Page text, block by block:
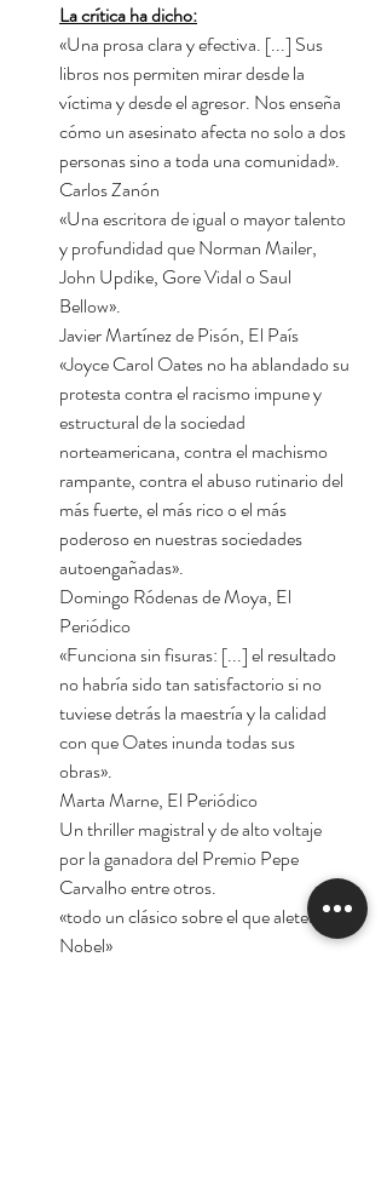
La crítica ha dicho:
«Una prosa clara y efectiva. [...] Sus
libros nos permiten mirar desde la
víctima y desde el agresor. Nos enseña
cómo un asesinato afecta no solo a dos
personas sino a toda una comunidad».
Carlos Zanón
«Una escritora de igual o mayor talento
y profundidad que Norman Mailer,
John Updike, Gore Vidal o Saul
Bellow».
Javier Martínez de Pisón, El País
«Joyce Carol Oates no ha ablandado su
protesta contra el racismo impune y
estructural de la sociedad
norteamericana, contra el machismo
rampante, contra el abuso rutinario del
más fuerte, el más rico o el más
poderoso en nuestras sociedades
autoengañadas».
Domingo Ródenas de Moya, El
Periódico
«Funciona sin fisuras: [...] el resultado
no habría sido tan satisfactorio si no
tuviese detrás la maestría y la calidad
con que Oates inunda todas sus
obras».
Marta Marne, El Periódico
Un thriller magistral y de alto voltaje
por la ganadora del Premio Pepe
Carvalho entre otros.
«todo un clásico sobre el que aletea el
Nobel»